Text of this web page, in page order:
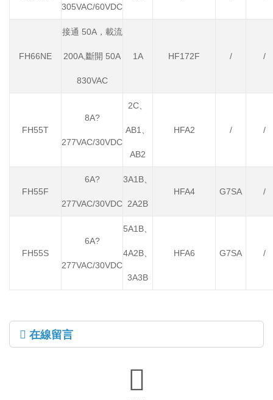
305VAC/60VDC
FH66NE
接通 50A，載流
200A,斷開 50A
830VAC
1A HF172F / /
FH55T
8A?
277VAC/30VDC
2C、
AB1、
AB2
HFA2 / /
FH55F
6A?
277VAC/30VDC
3A1B、
2A2B
HFA4 G7SA /
FH55S
6A?
277VAC/30VDC
5A1B、
4A2B、
3A3B
HFA6 G7SA /
在線留言